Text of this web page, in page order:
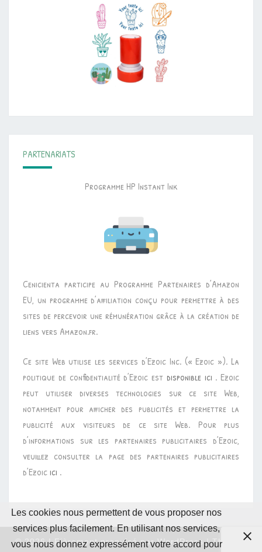
PARTENARIATS
Programme HP Instant Ink
Cenicienta participe au Programme Partenaires d’Amazon
EU, un programme d’affiliation conçu pour permettre à des
sites de percevoir une rémunération grâce à la création de
liens vers Amazon.fr.
Ce site Web utilise les services d’Ezoic Inc. (« Ezoic »). La
politique de confidentialité d’Ezoic est disponible ici . Ezoic
peut utiliser diverses technologies sur ce site Web,
notamment pour afficher des publicités et permettre la
publicité aux visiteurs de ce site Web. Pour plus
d’informations sur les partenaires publicitaires d’Ezoic,
veuillez consulter la page des partenaires publicitaires
d’Ezoic ici .
© 2026| Fièrement propulsé parWordPress |Thème :
Les cookies nous permettent de vous proposer nos
services plus facilement. En utilisant nos services,
vous nous donnez expressément votre accord pour